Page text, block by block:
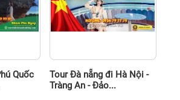
Quốc
Tour Đà nẵng đi Hà Nội -
Tràng An - Đảo...